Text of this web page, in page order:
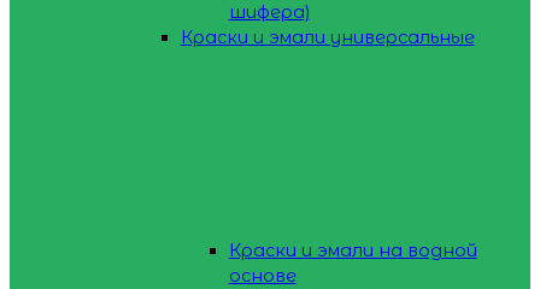
шифера)
Краски и эмали универсальные
Краски и эмали на водной
основе